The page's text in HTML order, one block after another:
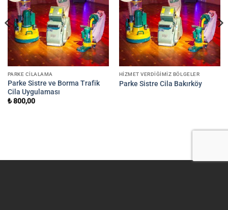
PARKE CILALAMA
Parke Sistre ve Borma Trafik
Cila Uygulaması
₺800,00
HIZMET VERDIĞIMIZ BÖLGELER
Parke Sistre Cila Bakırköy